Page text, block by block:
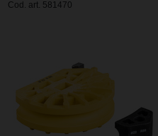
Cod. art. 581470